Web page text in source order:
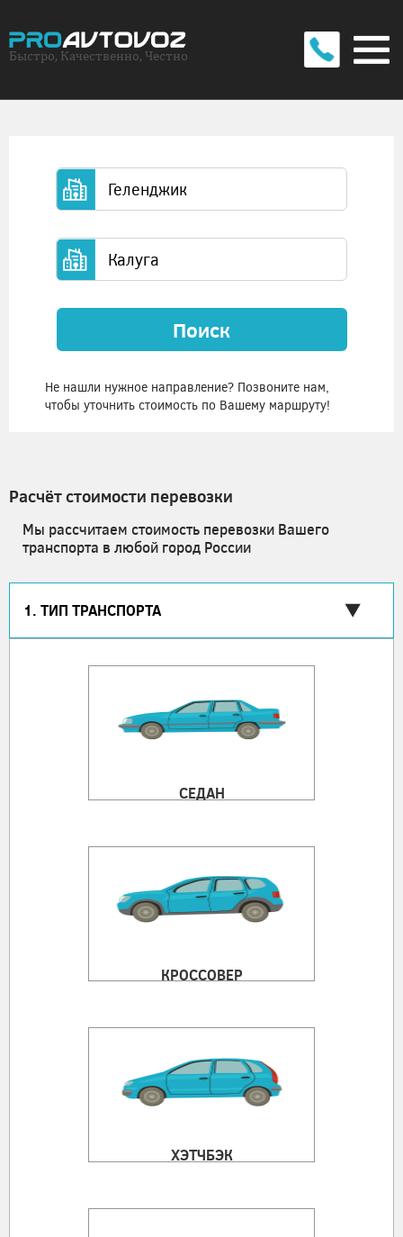
Быстро, Качественно, Честно
Поиск
Не нашли нужное направление? Позвоните нам,
чтобы уточнить стоимость по Вашему маршруту!
Расчёт стоимости перевозки
Мы рассчитаем стоимость перевозки Вашего
транспорта в любой город России
1. ТИП ТРАНСПОРТА
СЕДАН
КРОССОВЕР
ХЭТЧБЭК